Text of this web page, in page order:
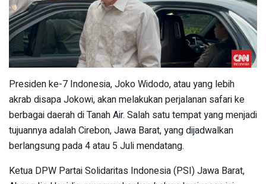
Presiden ke-7 Indonesia, Joko Widodo, atau yang lebih
akrab disapa Jokowi, akan melakukan perjalanan safari ke
berbagai daerah di Tanah Air. Salah satu tempat yang menjadi
tujuannya adalah Cirebon, Jawa Barat, yang dijadwalkan
berlangsung pada 4 atau 5 Juli mendatang.
Ketua DPW Partai Solidaritas Indonesia (PSI) Jawa Barat,